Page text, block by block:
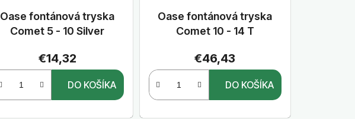
Oase fontánová tryska
Comet 5 - 10 Silver
€14,32
DO KOŠÍKA
Oase fontánová tryska
Comet 10 - 14 T
€46,43
DO KOŠÍKA